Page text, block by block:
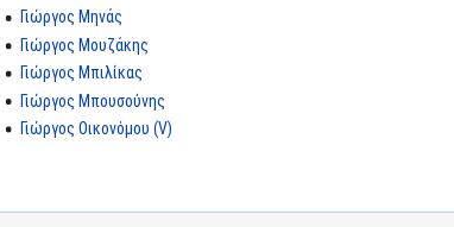
Γιώργος Μηνάς
Γιώργος Μουζάκης
Γιώργος Μπιλίκας
Γιώργος Μπουσούνης
Γιώργος Οικονόμου (V)